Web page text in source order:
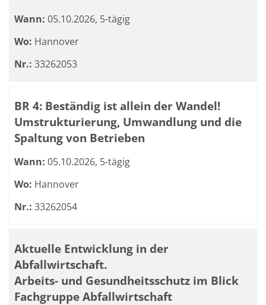
Wann: 05.10.2026, 5-tägig
Wo: Hannover
Nr.: 33262053
BR 4: Beständig ist allein der Wandel!
Umstrukturierung, Umwandlung und die
Spaltung von Betrieben
Wann: 05.10.2026, 5-tägig
Wo: Hannover
Nr.: 33262054
Aktuelle Entwicklung in der
Abfallwirtschaft.
Arbeits- und Gesundheitsschutz im Blick
Fachgruppe Abfallwirtschaft